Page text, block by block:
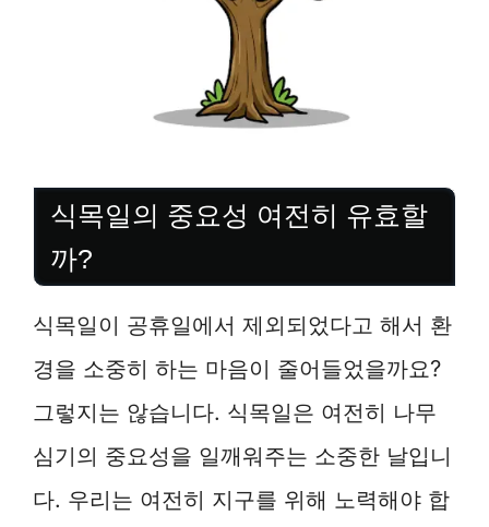
식목일의 중요성 여전히 유효할
까?
식목일이 공휴일에서 제외되었다고 해서 환
경을 소중히 하는 마음이 줄어들었을까요?
그렇지는 않습니다. 식목일은 여전히 나무
심기의 중요성을 일깨워주는 소중한 날입니
다. 우리는 여전히 지구를 위해 노력해야 합